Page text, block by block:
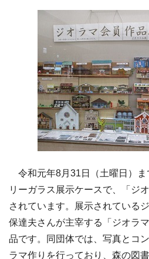
令和元年8月31日（土曜日）ま
リーガラス展示ケースで、「ジ
されています。展示されている
保達夫さんが主宰する「ジオラ
品です。同団体では、写真とコ
ラマ作りを行っており、森の図